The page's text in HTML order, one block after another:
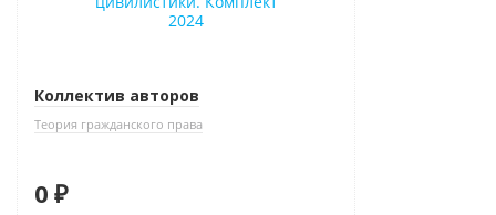
Нет в наличии
Коллектив авторов
Теория гражданского права
0 ₽